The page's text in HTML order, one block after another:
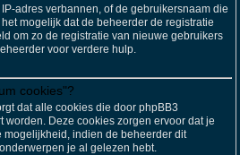
adres verbannen, of de gebruikersnaam die
mogelijk dat de beheerder de registratie
om zo de registratie van nieuwe gebruikers
voor verdere hulp.
cookies"?
dat alle cookies die door phpBB3
worden. Deze cookies zorgen ervoor dat je
indien de beheerder dit
je al gelezen hebt.